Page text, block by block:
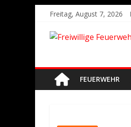
Freitag, August 7, 2026
FEUERWEHR